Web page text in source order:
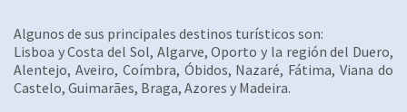
Algunos de sus principales destinos turísticos son:
Lisboa y Costa del Sol, Algarve, Oporto y la región del Duero,
Alentejo, Aveiro, Coímbra, Óbidos, Nazaré, Fátima, Viana do
Castelo, Guimarães, Braga, Azores y Madeira.